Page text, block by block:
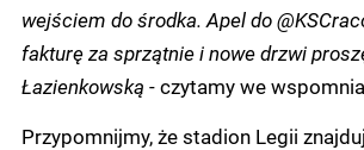
wejściem do środka. Apel do
fakturę za sprzątnie i nowe drzwi
Łazienkowską - czytamy we
Przypomnijmy, że stadion Legii